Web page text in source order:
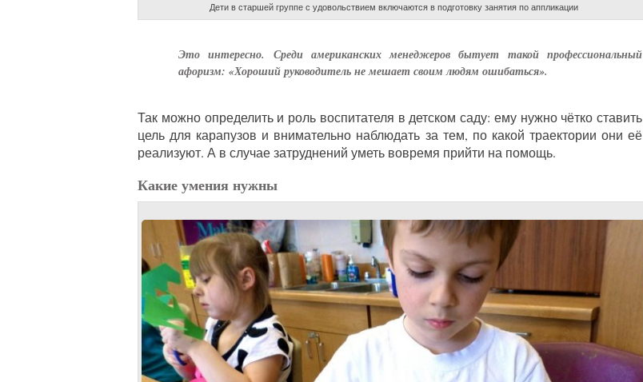
Дети в старшей группе с удовольствием включаются в подготовку занятия по аппликации
Это интересно. Среди американских менеджеров бытует такой профессиональный
афоризм: «Хороший руководитель не мешает своим людям ошибаться».
Так можно определить и роль воспитателя в детском саду: ему нужно чётко ставить
цель для карапузов и внимательно наблюдать за тем, по какой траектории они её
реализуют. А в случае затруднений уметь вовремя прийти на помощь.
Какие умения нужны